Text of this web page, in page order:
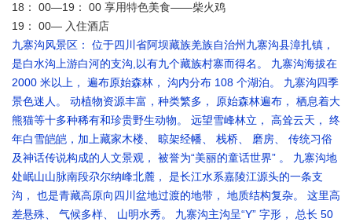
18： 00—19： 00 享用特色美食——柴火鸡
19： 00— 入住酒店
九寨沟风景区： 位于四川省阿坝藏族羌族自治州九寨沟县漳扎镇，
是白水沟上游白河的支沟,以有九个藏族村寨而得名。 九寨沟海拔在
2000 米以上， 遍布原始森林， 沟内分布 108 个湖泊。 九寨沟四季
景色迷人。 动植物资源丰富，种类繁多， 原始森林遍布， 栖息着大
熊猫等十多种稀有和珍贵野生动物。 远望雪峰林立， 高耸云天， 终
年白雪皑皑，加上藏家木楼、 晾架经幡、 栈桥、 磨房、 传统习俗
及神话传说构成的人文景观， 被誉为“美丽的童话世界” 。 九寨沟地
处岷山山脉南段尕尔纳峰北麓， 是长江水系嘉陵江源头的一条支
沟， 也是青藏高原向四川盆地过渡的地带， 地质结构复杂。 这里高
差悬殊、 气候多样、 山明水秀。 九寨沟主沟呈“Y” 字形， 总长 50